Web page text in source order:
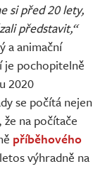
si před 20 lety,
představit,“
a animační
je pochopitelně
2020
se počítá nejen
že na počítače
příběhového
výhradně na